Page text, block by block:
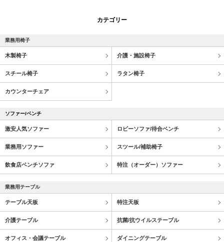
カテゴリー
業務用椅子
木製椅子 介護・施設椅子
スチール椅子 ラタン椅子
カウンターチェア
ソファー/ベンチ
激安人気ソファー ロビーソファ/待合ベンチ
業務用ソファー スツール/補助椅子
飲食店ベンチソファ 特注（オーダー）ソファー
業務用テーブル
テーブル天板 特注天板
介護テーブル 抗菌/抗ウイルステーブル
オフィス・会議テーブル ダイニングテーブル